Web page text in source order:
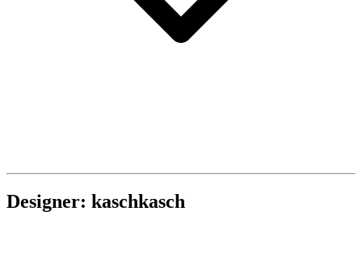
Designer: kaschkasch